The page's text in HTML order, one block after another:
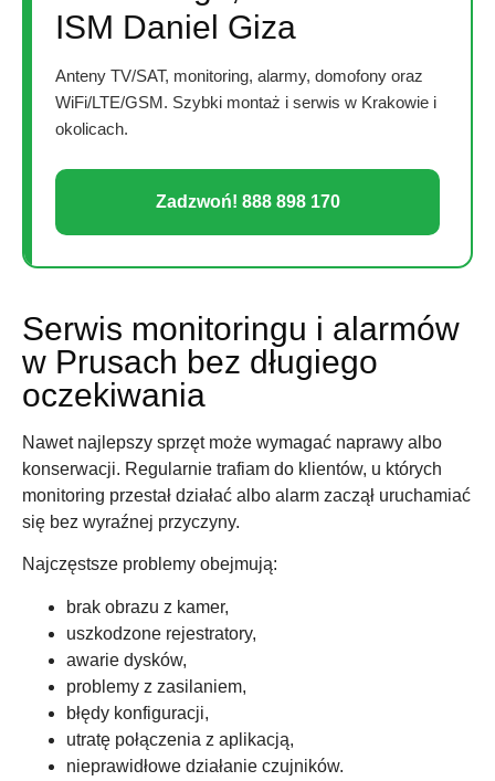
ISM Daniel Giza
Anteny TV/SAT, monitoring, alarmy, domofony oraz
WiFi/LTE/GSM. Szybki montaż i serwis w Krakowie i
okolicach.
Zadzwoń! 888 898 170
Serwis monitoringu i alarmów
w Prusach bez długiego
oczekiwania
Nawet najlepszy sprzęt może wymagać naprawy albo
konserwacji. Regularnie trafiam do klientów, u których
monitoring przestał działać albo alarm zaczął uruchamiać
się bez wyraźnej przyczyny.
Najczęstsze problemy obejmują:
brak obrazu z kamer,
uszkodzone rejestratory,
awarie dysków,
problemy z zasilaniem,
błędy konfiguracji,
utratę połączenia z aplikacją,
nieprawidłowe działanie czujników.